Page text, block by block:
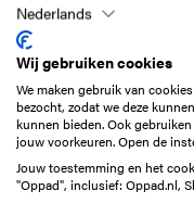
Eind mei hadden
dagen over. Met de
in de rugzak gingen
resultaat was een
door alpenweiden
passen. De eerste
Nederlands
Wij gebruiken cookies
We maken gebruik van
bezocht, zodat we deze
kunnen bieden. Ook
jouw voorkeuren. Open de
Jouw toestemming en het
"Oppad", inclusief: Oppad.nl,